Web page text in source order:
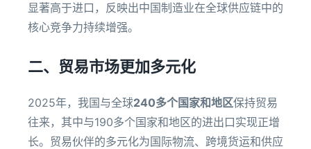
显著高于进口，反映出中国制造业在全球供应链中的
核心竞争力持续增强。
二、贸易市场更加多元化
2025年，我国与全球240多个国家和地区保持贸易
往来，其中与190多个国家和地区的进出口实现正增
长。贸易伙伴的多元化为国际物流、跨境货运和供应